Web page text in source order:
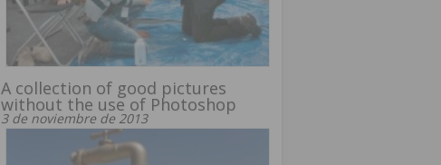
A collection of good pictures
without the use of Photoshop
3 de noviembre de 2013